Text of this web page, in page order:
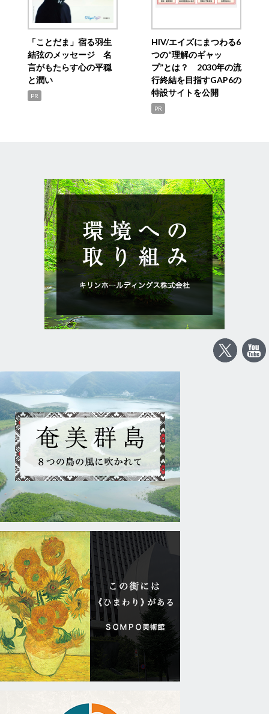
「ことだま」宿る羽生
結弦のメッセージ 名
言がもたらす心の平穏
と潤い
PR
HIV/エイズにまつわる6
つの“理解のギャッ
プ”とは？ 2030年の流
行終結を目指すGAP6の
特設サイトを公開
PR